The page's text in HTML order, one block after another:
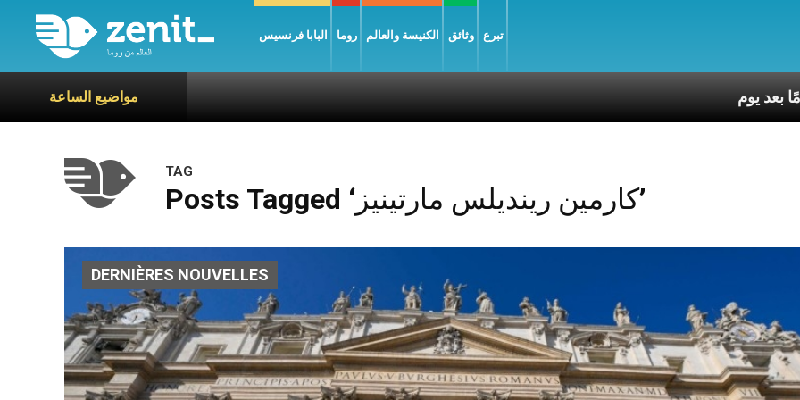
البابا فرنسيس روما الكنيسة والعالم وثائق تبرع
مواضيع الساعة
TAG
Posts Tagged ‘كارمين رينديلس مارتينيز’
DERNIÈRES NOUVELLES